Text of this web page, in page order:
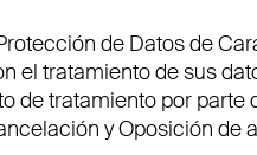
de Datos de
el tratamiento de sus
tratamiento por parte
y Oposición de